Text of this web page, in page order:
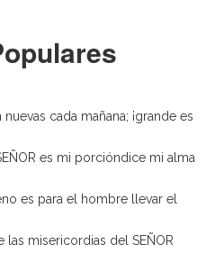
nuevas cada mañana; ¡grande es
es mi porcióndice mi alma
es para el hombre llevar el
las misericordias del SEÑOR